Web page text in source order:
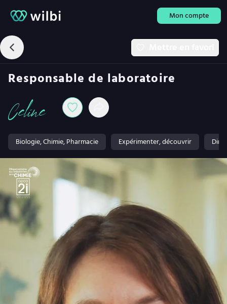
Mon compte
Responsable de laboratoire
Celine
Biologie, Chimie, Pharmacie Expérimenter, découvrir